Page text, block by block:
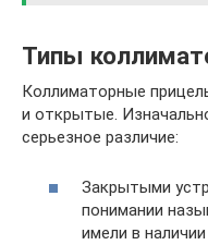
Типы
Коллиматорные
и открытые.
серьезное различие:
Закрытыми
понимании
имели в